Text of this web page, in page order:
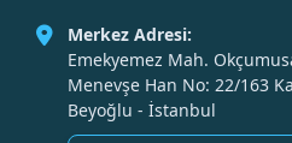
Merkez Adresi:
Emekyemez Mah.
Menevşe Han No: 22/163
Beyoğlu - İstanbul